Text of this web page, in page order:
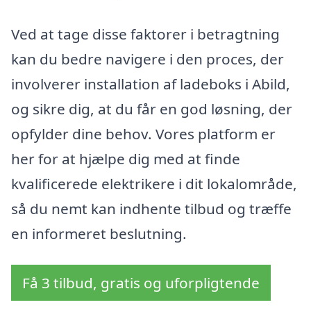
Ved at tage disse faktorer i betragtning
kan du bedre navigere i den proces, der
involverer installation af ladeboks i Abild,
og sikre dig, at du får en god løsning, der
opfylder dine behov. Vores platform er
her for at hjælpe dig med at finde
kvalificerede elektrikere i dit lokalområde,
så du nemt kan indhente tilbud og træffe
en informeret beslutning.
Få 3 tilbud, gratis og uforpligtende